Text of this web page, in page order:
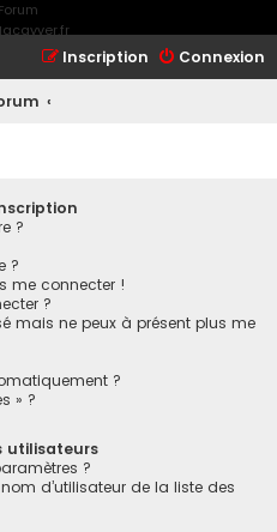
Connexion
Inscription
?
?
me connecter !
?
mais ne peux à présent plus me
?
» ?
utilisateurs
?
d’utilisateur de la liste des